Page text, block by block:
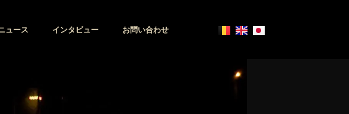
ュース インタビュー お問い合わせ